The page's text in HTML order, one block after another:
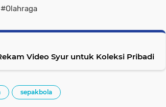
Video Syur untuk Koleksi Pribadi
sepakbola